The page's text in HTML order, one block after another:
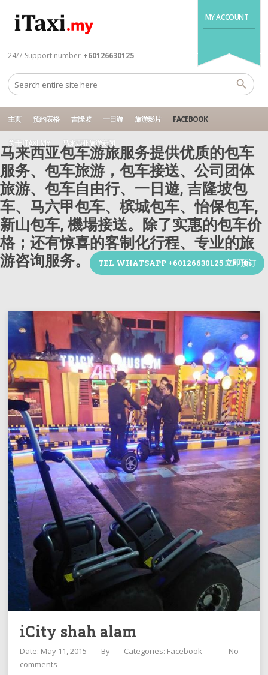
MY ACCOUNT
24/7 Support number +60126630125
主页 预约表格 吉隆坡 一日游 旅游影片 FACEBOOK
关于 ITAXI.MY 马来西亚旅游新闻
马来西亚包车游旅服务提供优质的包车
服务、包车旅游，包车接送、公司团体
旅游、包车自由行、一日遊, 吉隆坡包
车、马六甲包车、槟城包车、怡保包车,
新山包车, 機場接送。除了实惠的包车价
格；还有惊喜的客制化行程、专业的旅
游咨询服务。
TEL WHATSAPP +60126630125 立即预订
iCity shah alam
Date: May 11, 2015 By Categories: Facebook
No
comments